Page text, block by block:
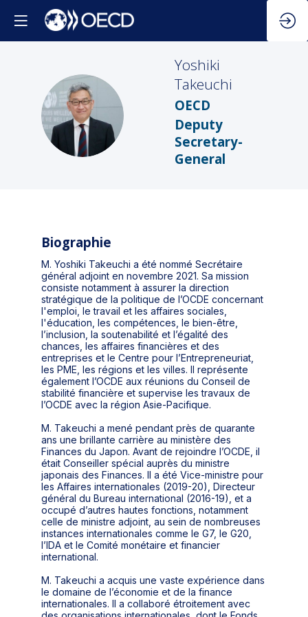
YT
Yoshiki
Takeuchi
OECD
Deputy
Secretary-
General
Biographie
M. Yoshiki Takeuchi a été nommé Secrétaire
général adjoint en novembre 2021. Sa mission
consiste notamment à assurer la direction
stratégique de la politique de l’OCDE concernant
l'emploi, le travail et les affaires sociales,
l'éducation, les compétences, le bien-être,
l’inclusion, la soutenabilité et l’égalité des
chances, les affaires financières et des
entreprises et le Centre pour l’Entrepreneuriat,
les PME, les régions et les villes. Il représente
également l’OCDE aux réunions du Conseil de
stabilité financière et supervise les travaux de
l’OCDE avec la région Asie-Pacifique.
M. Takeuchi a mené pendant près de quarante
ans une brillante carrière au ministère des
Finances du Japon. Avant de rejoindre l’OCDE, il
était Conseiller spécial auprès du ministre
japonais des Finances. Il a été Vice-ministre pour
les Affaires internationales (2019-20), Directeur
général du Bureau international (2016-19), et a
occupé d’autres hautes fonctions, notamment
celle de ministre adjoint, au sein de nombreuses
instances internationales comme le G7, le G20,
l’IDA et le Comité monétaire et financier
international.
M. Takeuchi a acquis une vaste expérience dans
le domaine de l’économie et de la finance
internationales. Il a collaboré étroitement avec